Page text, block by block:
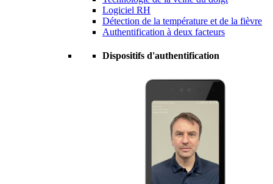
Logiciel RH
Détection de la température et de la fièvre
Authentification à deux facteurs
Dispositifs d'authentification